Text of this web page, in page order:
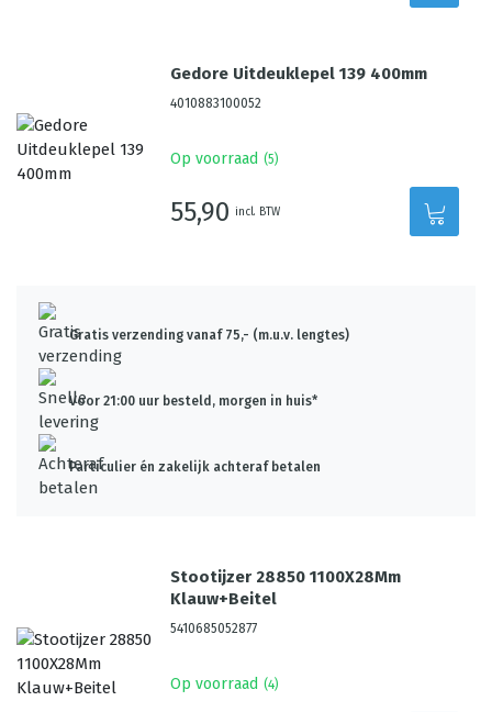
Gedore Uitdeuklepel 139 400mm
4010883100052
Op voorraad (5)
55,90 incl. BTW
Gratis verzending vanaf 75,- (m.u.v. lengtes)
Voor 21:00 uur besteld, morgen in huis*
Particulier én zakelijk achteraf betalen
Stootijzer 28850 1100X28Mm
Klauw+Beitel
5410685052877
Op voorraad (4)